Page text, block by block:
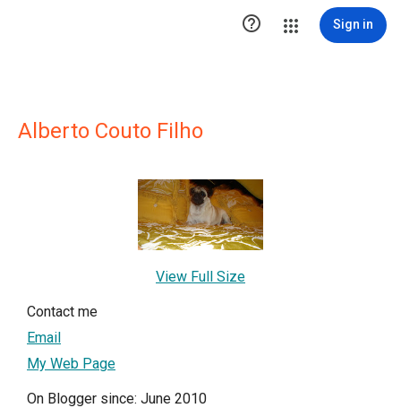
 Sign in
Alberto Couto Filho
View Full Size
Contact me
Email
My Web Page
On Blogger since: June 2010